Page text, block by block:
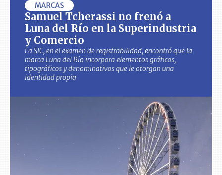
MARCAS
Samuel Tcherassi no frenó a
Luna del Río en la Superindustria
y Comercio
La SIC, en el examen de registrabilidad, encontró que la
marca Luna del Río incorpora elementos gráficos,
tipográficos y denominativos que le otorgan una
identidad propia